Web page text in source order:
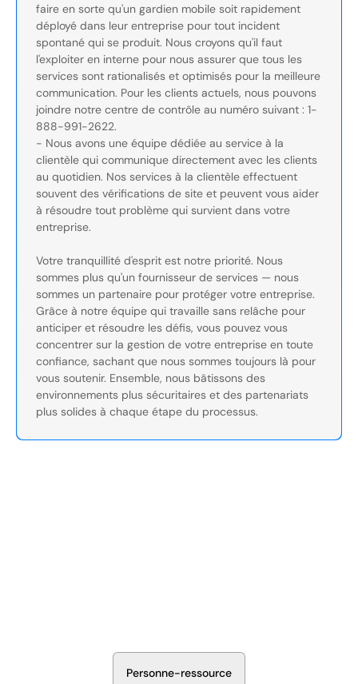
faire en sorte qu'un gardien mobile soit rapidement
déployé dans leur entreprise pour tout incident
spontané qui se produit. Nous croyons qu'il faut
l'exploiter en interne pour nous assurer que tous les
services sont rationalisés et optimisés pour la meilleure
communication. Pour les clients actuels, nous pouvons
joindre notre centre de contrôle au numéro suivant : 1-
888-991-2622.
- Nous avons une équipe dédiée au service à la
clientèle qui communique directement avec les clients
au quotidien. Nos services à la clientèle effectuent
souvent des vérifications de site et peuvent vous aider
à résoudre tout problème qui survient dans votre
entreprise.
Votre tranquillité d'esprit est notre priorité. Nous
sommes plus qu'un fournisseur de services — nous
sommes un partenaire pour protéger votre entreprise.
Grâce à notre équipe qui travaille sans relâche pour
anticiper et résoudre les défis, vous pouvez vous
concentrer sur la gestion de votre entreprise en toute
confiance, sachant que nous sommes toujours là pour
vous soutenir. Ensemble, nous bâtissons des
environnements plus sécuritaires et des partenariats
plus solides à chaque étape du processus.
Personne-ressource